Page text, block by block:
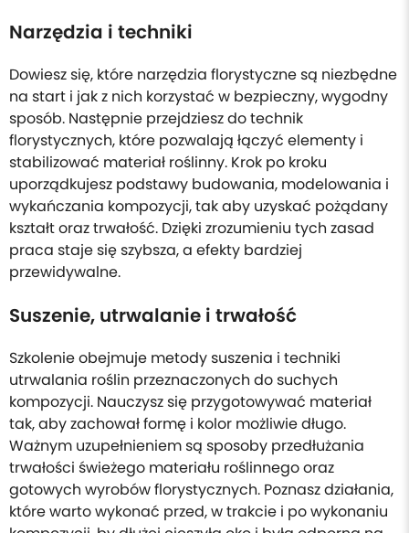
Narzędzia i techniki
Dowiesz się, które narzędzia florystyczne są niezbędne
na start i jak z nich korzystać w bezpieczny, wygodny
sposób. Następnie przejdziesz do technik
florystycznych, które pozwalają łączyć elementy i
stabilizować materiał roślinny. Krok po kroku
uporządkujesz podstawy budowania, modelowania i
wykańczania kompozycji, tak aby uzyskać pożądany
kształt oraz trwałość. Dzięki zrozumieniu tych zasad
praca staje się szybsza, a efekty bardziej
przewidywalne.
Suszenie, utrwalanie i trwałość
Szkolenie obejmuje metody suszenia i techniki
utrwalania roślin przeznaczonych do suchych
kompozycji. Nauczysz się przygotowywać materiał
tak, aby zachował formę i kolor możliwie długo.
Ważnym uzupełnieniem są sposoby przedłużania
trwałości świeżego materiału roślinnego oraz
gotowych wyrobów florystycznych. Poznasz działania,
które warto wykonać przed, w trakcie i po wykonaniu